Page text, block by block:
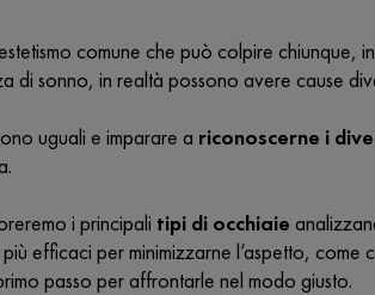
comune che può colpire chiunque,
di sonno, in realtà possono avere cause
uguali e imparare a riconoscerne i
i principali tipi di occhiaie
efficaci per minimizzarne l’aspetto,
passo per affrontarle nel modo giusto.